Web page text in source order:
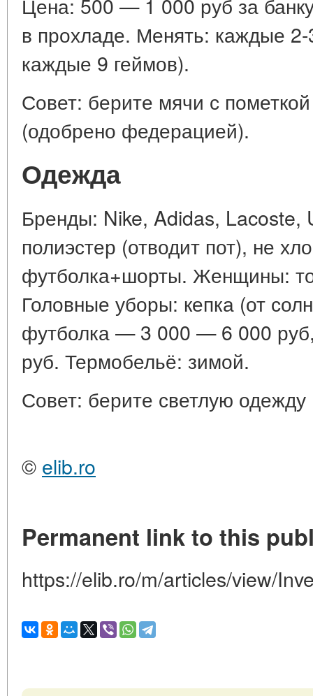
в прохладе. Менять: каждые
каждые 9 геймов).
Совет: берите мячи с
(одобрено федерацией).
Одежда
Бренды: Nike, Adidas, Lacoste,
полиэстер (отводит пот), не
футболка+шорты. Женщины:
Головные уборы: кепка (от
футболка — 3 000 — 6 000
руб. Термобельё: зимой.
Совет: берите светлую
© elib.ro
Permanent link to this
https://elib.ro/m/articles/view/